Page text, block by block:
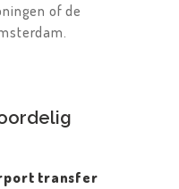
of de
transfer